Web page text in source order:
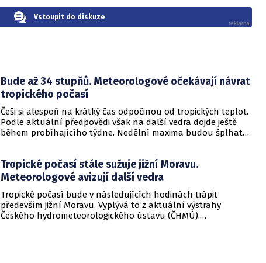
Vstoupit do diskuze
Bude až 34 stupňů. Meteorologové očekávají návrat
tropického počasí
Češi si alespoň na krátký čas odpočinou od tropických teplot.
Podle aktuální předpovědi však na další vedra dojde ještě
během probíhajícího týdne. Nedělní maxima budou šplhat
Tropické počasí stále sužuje jižní Moravu.
Meteorologové avizují další vedra
Tropické počasí bude v následujících hodinách trápit
především jižní Moravu. Vyplývá to z aktuální výstrahy
Českého hydrometeorologického ústavu (ČHMÚ).